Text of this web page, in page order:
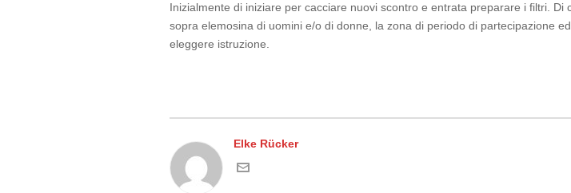
Inizialmente di iniziare per cacciare nuovi scontro e entrata preparare i filtri.
sopra elemosina di uomini e/o di donne, la zona di periodo di partecipazione
eleggere istruzione.
Elke Rücker